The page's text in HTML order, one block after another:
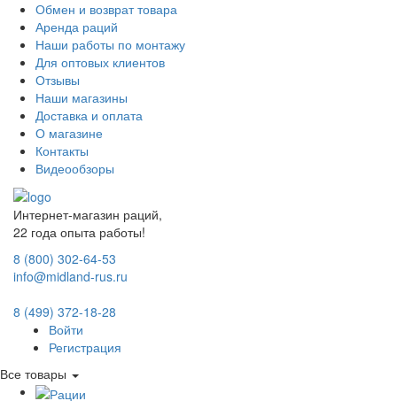
Обмен и возврат товара
Аренда раций
Наши работы по монтажу
Для оптовых клиентов
Отзывы
Наши магазины
Доставка и оплата
О магазине
Контакты
Видеообзоры
Интернет-магазин раций,
22 года опыта работы!
8 (800) 302-64-53
info@midland-rus.ru
8 (499) 372-18-28
Войти
Регистрация
Все товары